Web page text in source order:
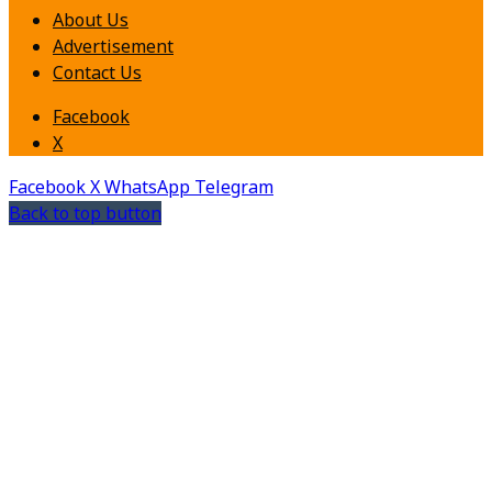
About Us
Advertisement
Contact Us
Facebook
X
FacebookXWhatsApp Telegram
Back to top button